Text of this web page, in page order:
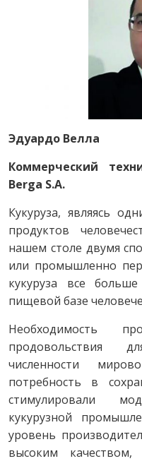
Эдуардо Велла
Коммерческий
Berga S.A.
Кукуруза, являясь
продуктов
нашем столе двумя
или промышленно
кукуруза все
пищевой базе
Необходимость
продовольствия
численности
потребность в
стимулировали
кукурузной
уровень
высоким